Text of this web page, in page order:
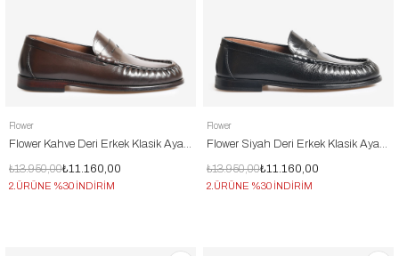
Flower
Flower Kahve Deri Erkek Klasik Ayakkabı
₺11.160,00
₺13.950,00
2.ÜRÜNE %30 İNDİRİM
Flower
Flower Siyah Deri Erkek Klasik Ayakkabı
₺11.160,00
₺13.950,00
2.ÜRÜNE %30 İNDİRİM